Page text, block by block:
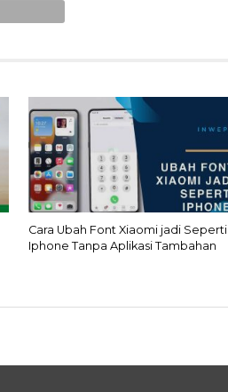
Cara Ubah Font Xiaomi jadi Seperti
Iphone Tanpa Aplikasi Tambahan